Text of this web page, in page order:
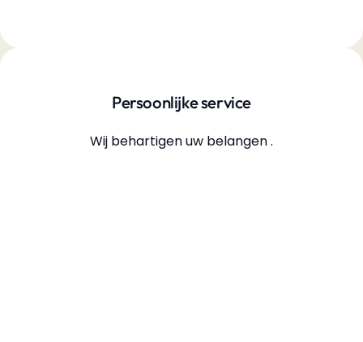
Persoonlijke service
Wij behartigen uw belangen .